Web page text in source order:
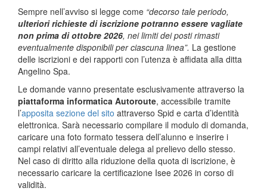
Sempre nell’avviso si legge come “decorso tale periodo,
ulteriori richieste di iscrizione potranno essere vagliate
non prima di ottobre 2026, nei limiti dei posti rimasti
eventualmente disponibili per ciascuna linea”. La gestione
delle iscrizioni e dei rapporti con l’utenza è affidata alla ditta
Angelino Spa.
Le domande vanno presentate esclusivamente attraverso la
piattaforma informatica Autoroute, accessibile tramite
l’apposita sezione del sito attraverso Spid e carta d’identità
elettronica. Sarà necessario compilare il modulo di domanda,
caricare una foto formato tessera dell’alunno e inserire i
campi relativi all’eventuale delega al prelievo dello stesso.
Nel caso di diritto alla riduzione della quota di iscrizione, è
necessario caricare la certificazione Isee 2026 in corso di
validità.